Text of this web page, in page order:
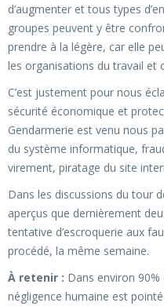
d’augmenter et tous types
groupes peuvent y être
prendre à la légère, car elle
les organisations du travail et
C’est justement pour nous
sécurité économique et
Gendarmerie est venu nous
du système informatique,
virement, piratage du site
Dans les discussions du tour
aperçus que dernièrement
tentative d’escroquerie aux
procédé, la même semaine.
À retenir : Dans environ
négligence humaine est